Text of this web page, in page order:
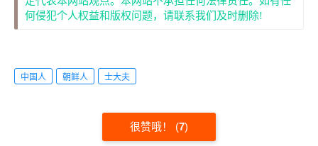
何侵犯个人权益和版权问题，请联系我们及时删除!
中国人 朝鲜人 士大夫
很赞哦！ (7)